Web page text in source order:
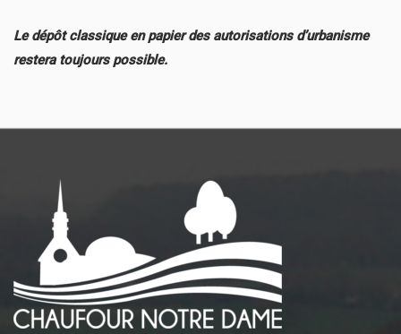
Le dépôt classique en papier des autorisations d’urbanisme
restera toujours possible.